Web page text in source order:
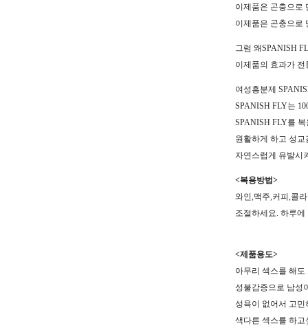
이제품은 곤충으로
이제품은 곤충으로
그럼 왜SPANISH
이제품의 효과가
여성흥분제
SPANISH FLY는
SPANISH FLY를
원활하게 하고 성
자연스럽게 유발시
<복용방법>
와인,맥주,커피,콜
조절하세요. 하루
<제품용도>
아무리 섹스를 해
성불감증으로 남성
성욕이 없어서 고
색다른 섹스를 하